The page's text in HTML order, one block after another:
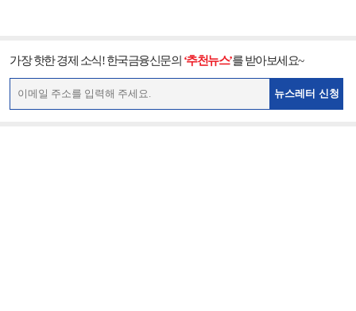
가장 핫한 경제 소식! 한국금융신문의 ‘추천뉴스’를 받아보세요~
뉴스레터 신청